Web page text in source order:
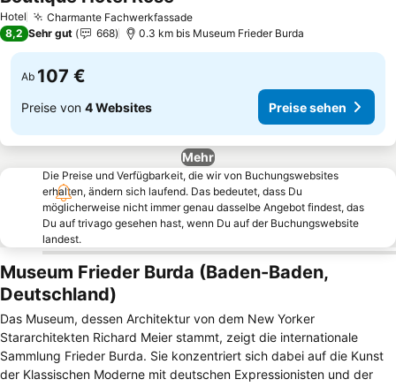
Hotel Charmante FachwerkfassadePreise sehen
8,2 Sehr gut 668 0.3 km bis Museum Frieder Burda
Ab 107 €
Preise von 4 Websites Preise sehen
Mehr
Die Preise und Verfügbarkeit, die wir von Buchungswebsites
erhalten, ändern sich laufend. Das bedeutet, dass Du
möglicherweise nicht immer genau dasselbe Angebot findest, das
Du auf trivago gesehen hast, wenn Du auf der Buchungswebsite
landest.
Museum Frieder Burda (Baden-Baden,
Deutschland)
Das Museum, dessen Architektur von dem New Yorker
Stararchitekten Richard Meier stammt, zeigt die internationale
Sammlung Frieder Burda. Sie konzentriert sich dabei auf die Kunst
der Klassischen Moderne mit deutschen Expressionisten und der